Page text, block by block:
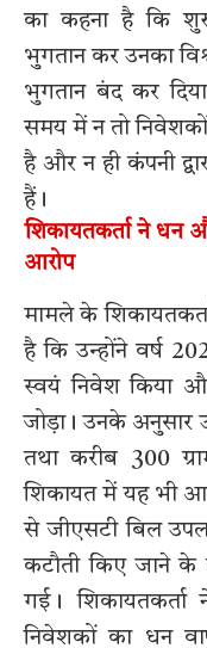
का कहना है कि
भुगतान कर उनका
भुगतान बंद कर
समय में न तो
है और न ही कंपनी
हैं।
शिकायतकर्ता ने धन
आरोप
मामले के
है कि उन्होंने वर्ष
स्वयं निवेश किया
जोड़ा। उनके
तथा करीब 300
शिकायत में यह भी
से जीएसटी बिल
कटौती किए जाने के
गई।
निवेशकों का धन